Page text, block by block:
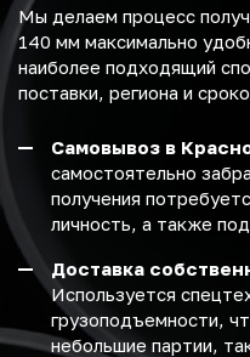
Мы делаем процесс
140 мм максимально
наиболее подходящий
поставки, региона и
Самовывоз в
самостоятельно
получения
личность, а также
Доставка
Используется
грузоподъемности,
небольшие партии,